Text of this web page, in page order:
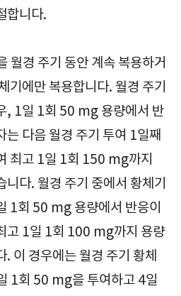
합니다.
월경 주기 동안 계속 복용하거
기에만 복용합니다. 월경 주기
, 1일 1회 50 mg 용량에서 반
는 다음 월경 주기 투여 1일째
최고 1일 1회 150 mg까지
다. 월경 주기 중에서 황체기
1회 50 mg 용량에서 반응이
고 1일 1회 100 mg까지 용량
이 경우에는 월경 주기 황체
1회 50 mg을 투여하고 4일